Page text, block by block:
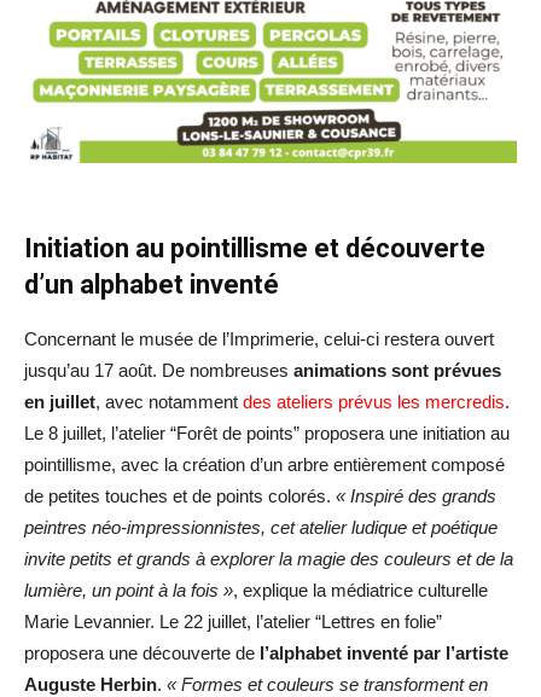
Initiation au pointillisme et découverte
d’un alphabet inventé
Concernant le musée de l’Imprimerie, celui-ci restera ouvert
jusqu’au 17 août. De nombreuses animations sont prévues
en juillet, avec notamment des ateliers prévus les mercredis.
Le 8 juillet, l’atelier “Forêt de points” proposera une initiation au
pointillisme, avec la création d’un arbre entièrement composé
de petites touches et de points colorés. « Inspiré des grands
peintres néo-impressionnistes, cet atelier ludique et poétique
invite petits et grands à explorer la magie des couleurs et de la
lumière, un point à la fois », explique la médiatrice culturelle
Marie Levannier. Le 22 juillet, l’atelier “Lettres en folie”
proposera une découverte de l’alphabet inventé par l’artiste
Auguste Herbin. « Formes et couleurs se transforment en